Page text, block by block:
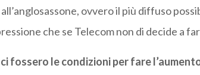
ovvero il più diffuso
che se Telecom non di decide a
fossero le condizioni per fare